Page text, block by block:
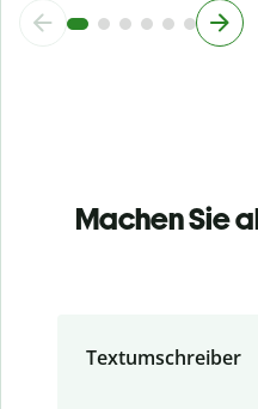
Machen Sie
Textumschreiber